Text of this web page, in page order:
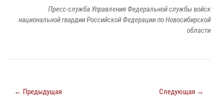
Пресс-служба Управления Федеральной службы войск
национальной гвардии Российской Федерации по Новосибирской
области
← Предыдущая Следующая →